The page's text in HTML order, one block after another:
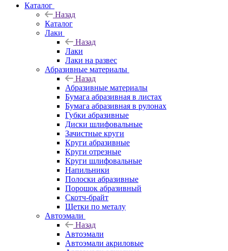
Каталог
Назад
Каталог
Лаки
Назад
Лаки
Лаки на развес
Абразивные материалы
Назад
Абразивные материалы
Бумага абразивная в листах
Бумага абразивная в рулонах
Губки абразивные
Диски шлифовальные
Зачистные круги
Круги абразивные
Круги отрезные
Круги шлифовальные
Напильники
Полоски абразивные
Порошок абразивный
Скотч-брайт
Щетки по металу
Автоэмали
Назад
Автоэмали
Автоэмали акриловые